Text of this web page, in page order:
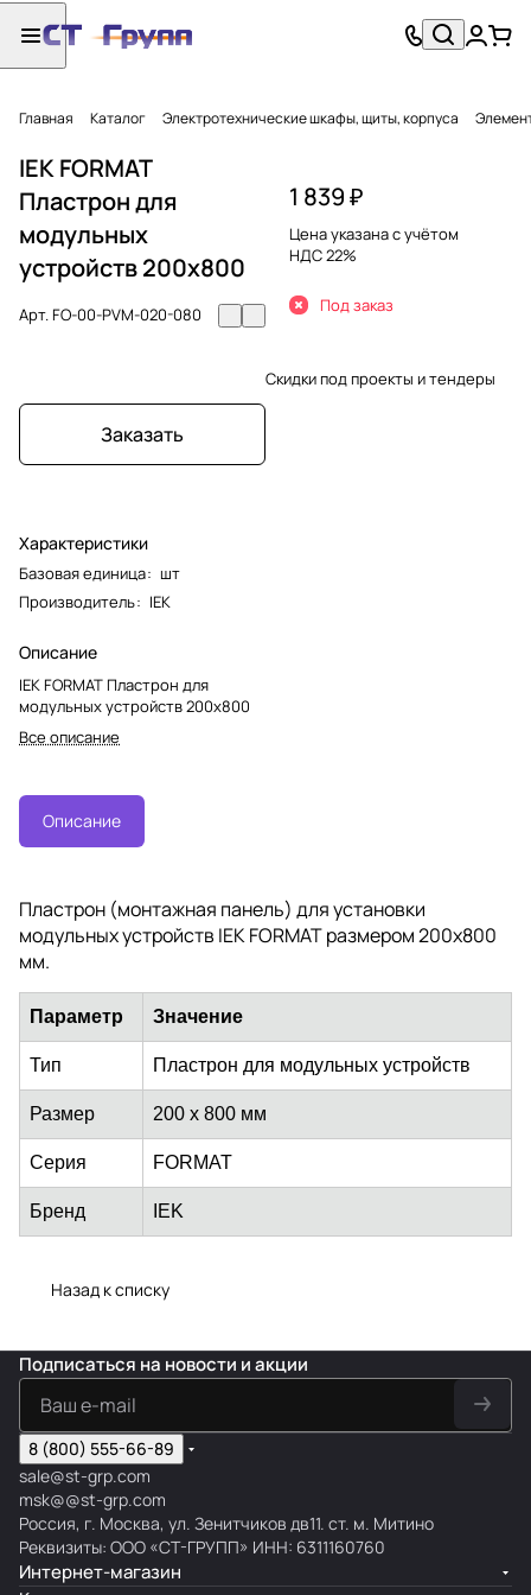
Главная Каталог Электротехнические шкафы, щиты, корпуса
IEK FORMAT
Пластрон для
модульных
устройств 200х800
Арт.FO-00-PVM-020-080
Заказать
Характеристики
Базовая единица: шт
Производитель: IEK
Описание
IEK FORMAT Пластрон для
модульных устройств 200х800
Все описание
1 839 ₽
Цена указана с учётом
НДС 22%
Под заказ
Скидки под проекты и тендеры
Описание
Пластрон (монтажная панель) для установки
модульных устройств IEK FORMAT размером 200х800
мм.
Параметр Значение
Тип Пластрон для модульных устройств
Размер 200 x 800 мм
Серия FORMAT
Бренд IEK
Назад к списку
Подписаться на новости и акции
8 (800) 555-66-89
sale@st-grp.com
msk@@st-grp.com
Россия, г. Москва, ул. Зенитчиков дв11. ст. м. Митино
Реквизиты: ООО «СТ-ГРУПП» ИНН: 6311160760
Интернет-магазин